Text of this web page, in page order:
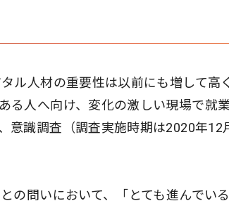
ル人材の重要性は以前にも増して高
る人へ向け、変化の激しい現場で就
意識調査（調査実施時期は2020年12
の問いにおいて、「とても進んでい